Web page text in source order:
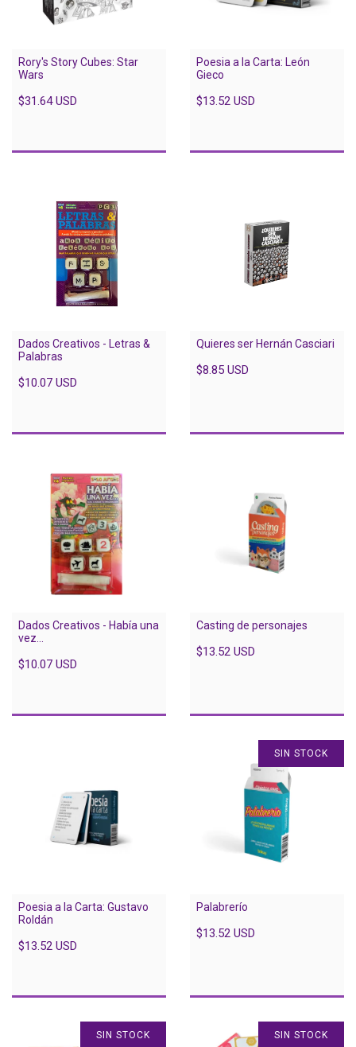
Rory's Story Cubes: Star
Wars
$31.64 USD
Poesia a la Carta: León
Gieco
$13.52 USD
Dados Creativos - Letras &
Palabras
$10.07 USD
Quieres ser Hernán Casciari
$8.85 USD
Dados Creativos - Había una
vez...
$10.07 USD
Casting de personajes
$13.52 USD
Poesia a la Carta: Gustavo
Roldán
$13.52 USD
SIN STOCK
Palabrerío
$13.52 USD
SIN STOCK SIN STOCK